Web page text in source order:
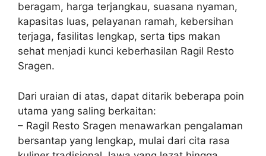
beragam, harga terjangkau, suasana nyaman,
kapasitas luas, pelayanan ramah, kebersihan
terjaga, fasilitas lengkap, serta tips makan
sehat menjadi kunci keberhasilan Ragil Resto
Sragen.
Dari uraian di atas, dapat ditarik beberapa poin
utama yang saling berkaitan:
– Ragil Resto Sragen menawarkan pengalaman
bersantap yang lengkap, mulai dari cita rasa